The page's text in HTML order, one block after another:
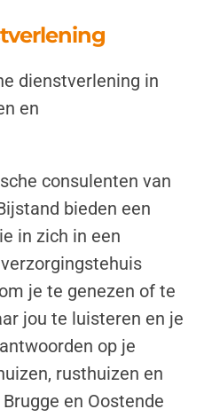
dienstverlening in
en
consulenten van
bieden een
in zich in een
je te genezen of te
jou te luisteren en je
op je
rusthuizen en
en Oostende